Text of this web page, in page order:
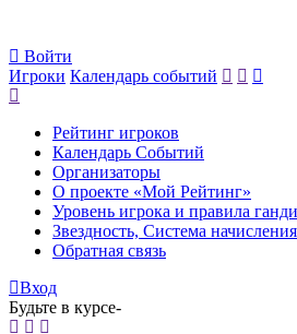
Войти
Игроки Календарь событий
Рейтинг игроков
Календарь Событий
Организаторы
О проекте «Мой Рейтинг»
Уровень игрока и правила
Звездность, Система
Обратная связь
Вход
Будьте в курсе-